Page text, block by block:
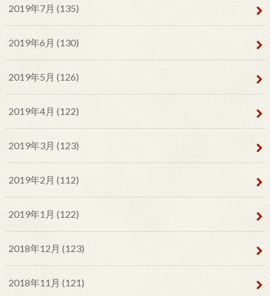
2019年7月 (135)
2019年6月 (130)
2019年5月 (126)
2019年4月 (122)
2019年3月 (123)
2019年2月 (112)
2019年1月 (122)
2018年12月 (123)
2018年11月 (121)